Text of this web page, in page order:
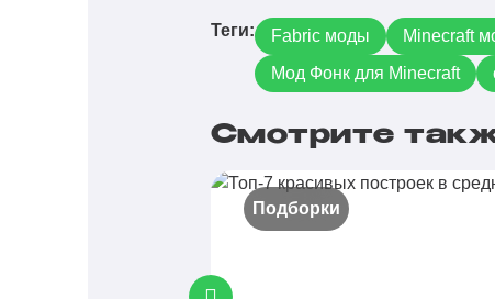
Теги: Fabric моды Minecraft
Мод Фонк для Minecraft
Смотрите
Подборки